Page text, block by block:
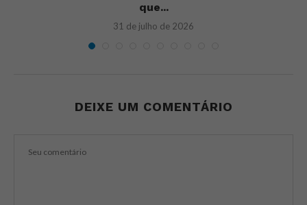
que...
31 de julho de 2026
DEIXE UM COMENTÁRIO